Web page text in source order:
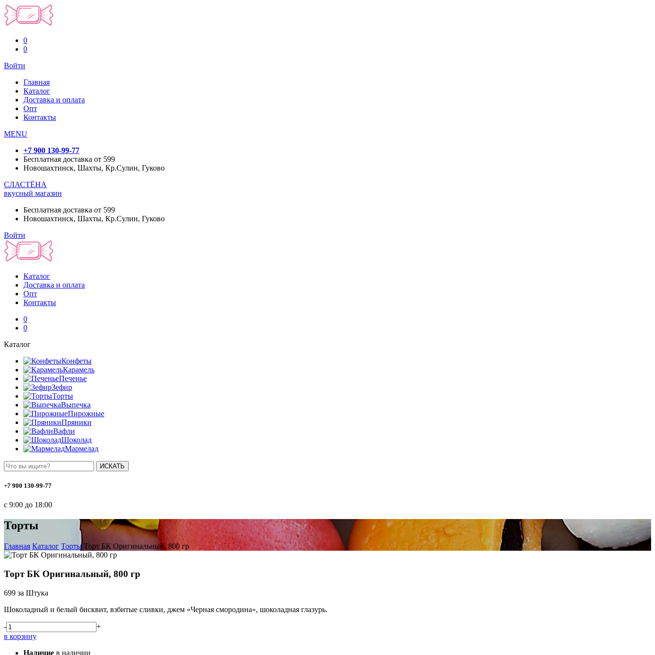
0
0
Войти
Главная
Каталог
Доставка и оплата
Опт
Контакты
MENU
+7 900 130-99-77
Бесплатная доставка от 599
Новошахтинск, Шахты, Кр.Сулин, Гуково
СЛАСТЁНА
вкусный магазин
Бесплатная доставка от 599
Новошахтинск, Шахты, Кр.Сулин, Гуково
Войти
Каталог
Доставка и оплата
Опт
Контакты
0
0
Каталог
Конфеты
Карамель
Печенье
Зефир
Торты
Выпечка
Пирожные
Пряники
Вафли
Шоколад
Мармелад
ИСКАТЬ
+7 900 130-99-77
с 9:00 до 18:00
Торты
Главная Каталог Торты Торт БК Оригинальный, 800 гр
Торт БК Оригинальный, 800 гр
699 за Штука
Шоколадный и белый бисквит, взбитые сливки, джем «Черная смородина», шоколадная глазурь.
-
+
в корзину
Наличие в наличии